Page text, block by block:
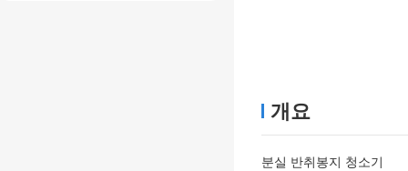
개요
분실 반취봉지 청소기